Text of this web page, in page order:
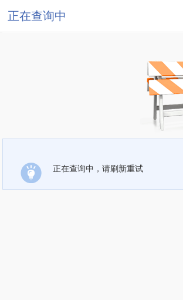
正在查询中
正在查询中，请刷新重试